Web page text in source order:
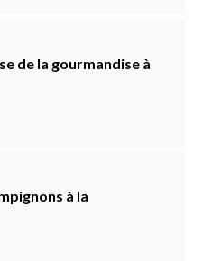
de la gourmandise à
à la